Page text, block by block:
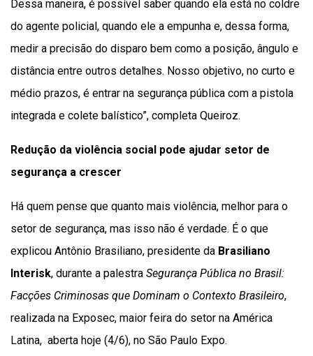
Dessa maneira, é possível saber quando ela está no coldre
do agente policial, quando ele a empunha e, dessa forma,
medir a precisão do disparo bem como a posição, ângulo e
distância entre outros detalhes. Nosso objetivo, no curto e
médio prazos, é entrar na segurança pública com a pistola
integrada e colete balístico”, completa Queiroz.
Redução da violência social pode ajudar setor de
segurança a crescer
Há quem pense que quanto mais violência, melhor para o
setor de segurança, mas isso não é verdade. É o que
explicou Antônio Brasiliano, presidente da Brasiliano
Interisk, durante a palestra Segurança Pública no Brasil:
Facções Criminosas que Dominam o Contexto Brasileiro,
realizada na Exposec, maior feira do setor na América
Latina, aberta hoje (4/6), no São Paulo Expo.